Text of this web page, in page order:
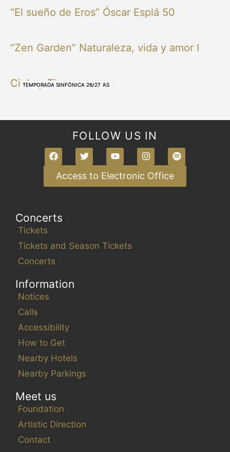
NUESTRAS BANDAS Y ORQUESTAS
NUESTRAS BANDAS Y ORQUESTAS
OTRAS MÚSICAS
NUESTRAS BANDAS Y ORQUESTAS
NUESTRAS BANDAS Y ORQUESTAS
TEMPORADA SINFÓNICA 26/27
“El sueño de Eros” Óscar Esplá 50
TEMPORADA SINFÓNICA 26/27
“Zen Garden” Naturaleza, vida y amor I
TEMPORADA SINFÓNICA 26/27
Cielo y Tierra
TEMPORADA SINFÓNICA 26/27
FOLLOW US IN
Access to Electronic Office
Concerts
Tickets
Tickets and Season Tickets
Concerts
Information
Notices
Calls
Accessibility
How to Get
Nearby Hotels
Nearby Parkings
Meet us
Foundation
Artistic Direction
Contact